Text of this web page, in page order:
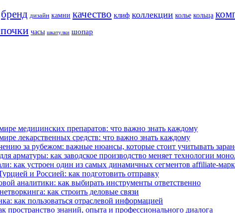
бренд дизайн камни качество клиф коллекции колье кольца
часы шкатулки шопар
медицинских препаратов: что важно знать каждому
лекарственных средств: что важно знать каждому
за рубежом: важные нюансы, которые стоит учитывать
арматуры: как заводское производство меняет технологии
как устроен один из самых динамичных сегментов affiliate-
и Россией: как подготовить отправку
аналитики: как выбирать инструменты ответственно
как строить деловые связи
как пользоваться отраслевой информацией
пространство знаний, опыта и профессионального диалога